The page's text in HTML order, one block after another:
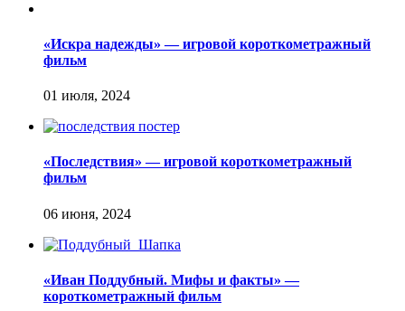
«Искра надежды» — игровой короткометражный
фильм
«Последствия» — игровой короткометражный
фильм
«Иван Поддубный. Мифы и факты» —
короткометражный фильм